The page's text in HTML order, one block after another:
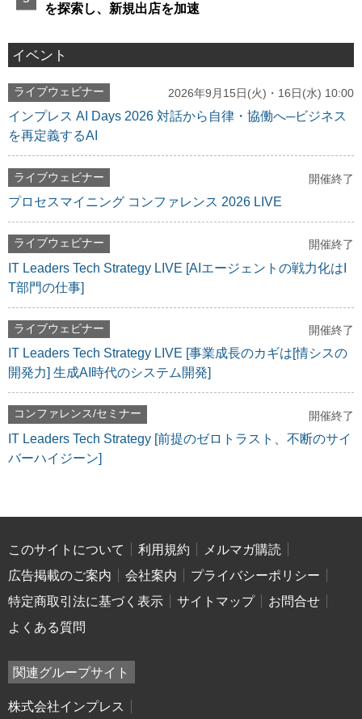
を探索し、新規出店を加速
イベント
ライブウェビナー 2026年9月15日(火)・16日(水) 10:00
インプレス AI Days 2026 対話から自律・協働へ─ビジネス
を再定義するAI
ライブウェビナー 開催終了
プロセスマイニング コンファレンス 2026 LIVE
ライブウェビナー 開催終了
IT Leaders Tech Strategy LIVE [AIエージェントの戦力化はI
T部門の仕事]
ライブウェビナー 開催終了
IT Leaders Tech Strategy LIVE [事業成長のカギは[情シスの
開発力] 生成AI時代のシステム開発]
コンファレンス/セミナー 開催終了
IT Leaders Tech Strategy [前提のゼロトラスト、不断のサイ
バーハイジーン]
このサイトについて 利用規約
メルマガ購読
広告掲載のご案内
会社案内
プライバシーポリシー
特定商取引法に基づく表示
サイトマップ
お問合せ
よくある質問
関連グループサイト
株式会社インプレス